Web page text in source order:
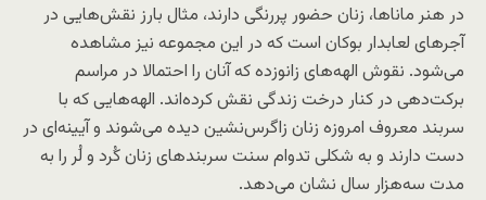
در هنر ماناها، زنان حضور پررنگی دارند، مثال بارز نقش‌هایی در
آجرهای لعابدار بوکان است که در این مجموعه نیز مشاهده
می‌شود. نقوش الهه‌های زانوزده که آنان را احتمالا در مراسم
برکت‌دهی در کنار درخت زندگی نقش کرده‌اند. الهه‌هایی که با
سربند معروف امروزه زنان زاگرس‌نشین دیده می‌شوند و آیینه‌ای در
دست دارند و به شکلی تدوام سنت سربندهای زنان کُرد و لُر را به
مدت سه‌هزار سال نشان می‌دهد.